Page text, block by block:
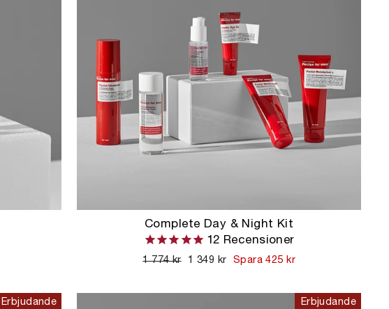
Complete Day & Night Kit
12 Recensioner
Ordinarie
1 774 kr Kampanjpris
1 349 kr Spara 425 kr
Erbjudande Erbjudande